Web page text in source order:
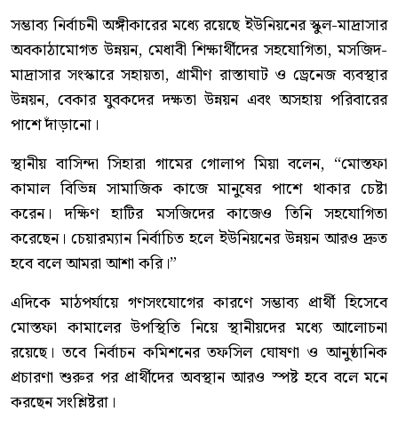
সম্ভাব্য নির্বাচনী অঙ্গীকারের মধ্যে রয়েছে ইউনিয়নের স্কুল-মাদ্রাসার
অবকাঠামোগত উন্নয়ন, মেধাবী শিক্ষার্থীদের সহযোগিতা, মসজিদ-
মাদ্রাসার সংস্কারে সহায়তা, গ্রামীণ রাস্তাঘাট ও ড্রেনেজ ব্যবস্থার
উন্নয়ন, বেকার যুবকদের দক্ষতা উন্নয়ন এবং অসহায় পরিবারের
পাশে দাঁড়ানো।
স্থানীয় বাসিন্দা সিহারা গামের গোলাপ মিয়া বলেন, “মোস্তফা
কামাল বিভিন্ন সামাজিক কাজে মানুষের পাশে থাকার চেষ্টা
করেন। দক্ষিণ হাটির মসজিদের কাজেও তিনি সহযোগিতা
করেছেন। চেয়ারম্যান নির্বাচিত হলে ইউনিয়নের উন্নয়ন আরও দ্রুত
হবে বলে আমরা আশা করি।”
এদিকে মাঠপর্যায়ে গণসংযোগের কারণে সম্ভাব্য প্রার্থী হিসেবে
মোস্তফা কামালের উপস্থিতি নিয়ে স্থানীয়দের মধ্যে আলোচনা
রয়েছে। তবে নির্বাচন কমিশনের তফসিল ঘোষণা ও আনুষ্ঠানিক
প্রচারণা শুরুর পর প্রার্থীদের অবস্থান আরও স্পষ্ট হবে বলে মনে
করছেন সংশ্লিষ্টরা।